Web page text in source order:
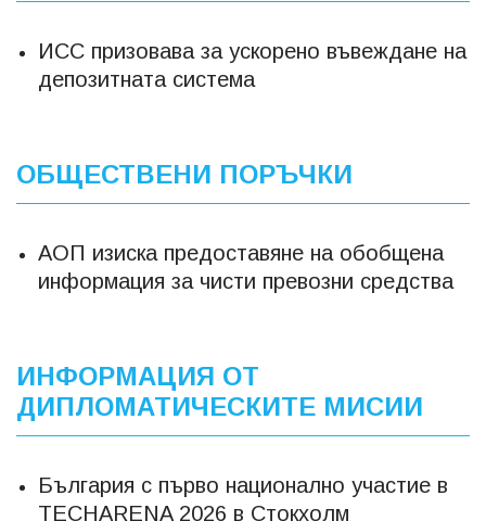
ИСС призовава за ускорено въвеждане на
депозитната система
ОБЩЕСТВЕНИ ПОРЪЧКИ
АОП изиска предоставяне на обобщена
информация за чисти превозни средства
ИНФОРМАЦИЯ ОТ
ДИПЛОМАТИЧЕСКИТЕ МИСИИ
България с първо национално участие в
TECHARENA 2026 в Стокхолм